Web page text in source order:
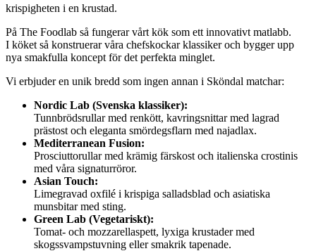
krispigheten i en krustad.
På The Foodlab så fungerar vårt kök som ett innovativt matlabb.
I köket så konstruerar våra chefskockar klassiker och bygger upp
nya smakfulla koncept för det perfekta minglet.
Vi erbjuder en unik bredd som ingen annan i Sköndal matchar:
Nordic Lab (Svenska klassiker):
Tunnbrödsrullar med renkött, kavringsnittar med lagrad
prästost och eleganta smördegsflarn med najadlax.
Mediterranean Fusion:
Prosciuttorullar med krämig färskost och italienska crostinis
med våra signaturröror.
Asian Touch:
Limegravad oxfilé i krispiga salladsblad och asiatiska
munsbitar med sting.
Green Lab (Vegetariskt):
Tomat- och mozzarellaspett, lyxiga krustader med
skogssvampstuvning eller smakrik tapenade.